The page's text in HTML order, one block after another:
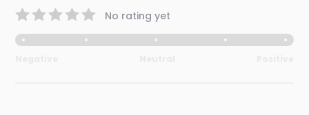
No rating yet